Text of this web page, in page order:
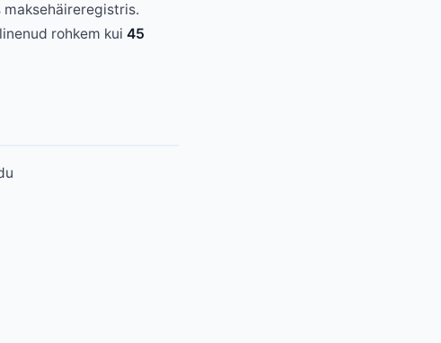
maksehäireregistris.
rohkem kui 45